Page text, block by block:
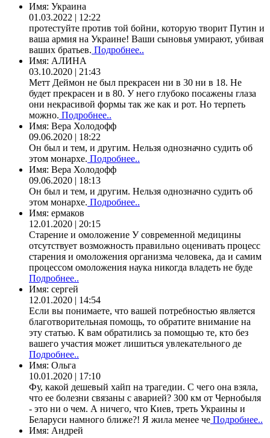
Имя: Украина
01.03.2022 | 12:22
протестуйте против той бойни, которую творит Путин и
ваша армия на Украине! Ваши сыновья умирают, убивая
ваших братьев. Подробнее..
Имя: АЛИНА
03.10.2020 | 21:43
Метт Деймон не был прекрасен ни в 30 ни в 18. Не
будет прекрасен и в 80. У него глубоко посажены глаза
они некрасивой формы так же как и рот. Но терпеть
можно. Подробнее..
Имя: Вера Холодофф
09.06.2020 | 18:22
Он был и тем, и другим. Нельзя однозначно судить об
этом монархе. Подробнее..
Имя: Вера Холодофф
09.06.2020 | 18:13
Он был и тем, и другим. Нельзя однозначно судить об
этом монархе. Подробнее..
Имя: ермаков
12.01.2020 | 20:15
Старение и омоложение У современной медицины
отсутствует возможность правильно оценивать процесс
старения и омоложения организма человека, да и самим
процессом омоложения наука никогда владеть не буде
Подробнее..
Имя: сергей
12.01.2020 | 14:54
Если вы понимаете, что вашей потребностью является
благотворительная помощь, то обратите внимание на
эту статью. К вам обратились за помощью те, кто без
вашего участия может лишиться увлекательного де
Подробнее..
Имя: Ольга
10.01.2020 | 17:10
Фу, какой дешевый хайп на трагедии. С чего она взяла,
что ее болезни связаны с аварией? 300 км от Чернобыля
- это ни о чем. А ничего, что Киев, треть Украины и
Беларуси намного ближе?! Я жила менее че Подробнее..
Имя: Андрей